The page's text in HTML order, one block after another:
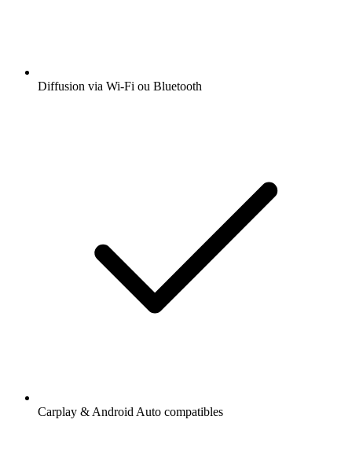
Diffusion via Wi-Fi ou Bluetooth
Carplay & Android Auto compatibles